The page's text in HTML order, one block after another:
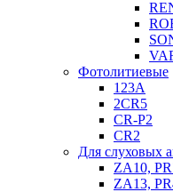
Фотолитиевые
123A
2CR5
CR-P2
CR2
Для слуховых
ZA10,
ZA13,